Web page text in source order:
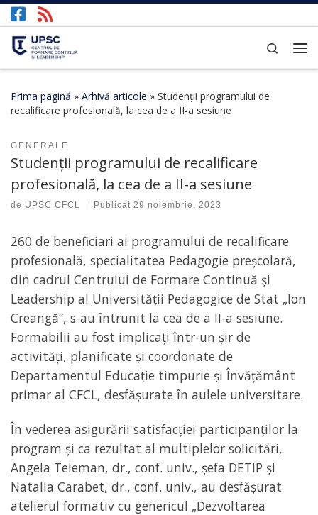
Afișează întregul conținut
Search
Prima pagină » Arhivă articole » Studenții programului de
recalificare profesională, la cea de a II-a sesiune
GENERALE
Studenții programului de recalificare
profesională, la cea de a II-a sesiune
de UPSC CFCL Publicat29 noiembrie, 2023
260 de beneficiari ai programului de recalificare
profesională, specialitatea Pedagogie preșcolară,
din cadrul Centrului de Formare Continuă și
Leadership al Universității Pedagogice de Stat „Ion
Creangă”, s-au întrunit la cea de a II-a sesiune.
Formabilii au fost implicați într-un șir de
activități, planificate și coordonate de
Departamentul Educație timpurie și Învățământ
primar al CFCL, desfășurate în aulele universitare.
În vederea asigurării satisfacției participanților la
program și ca rezultat al multiplelor solicitări,
Angela Teleman, dr., conf. univ., șefa DETIP și
Natalia Carabet, dr., conf. univ., au desfășurat
atelierul formativ cu genericul „Dezvoltarea